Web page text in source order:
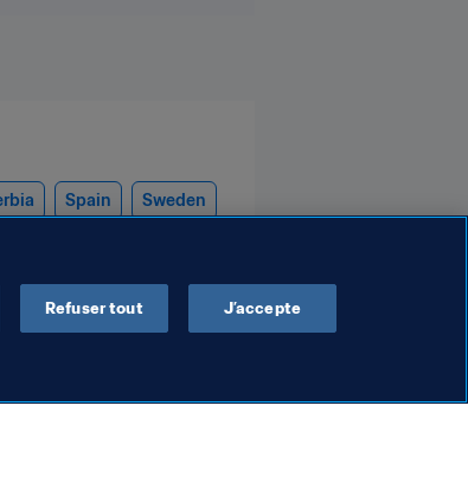
Spain Sweden
Refuser tout J’accepte